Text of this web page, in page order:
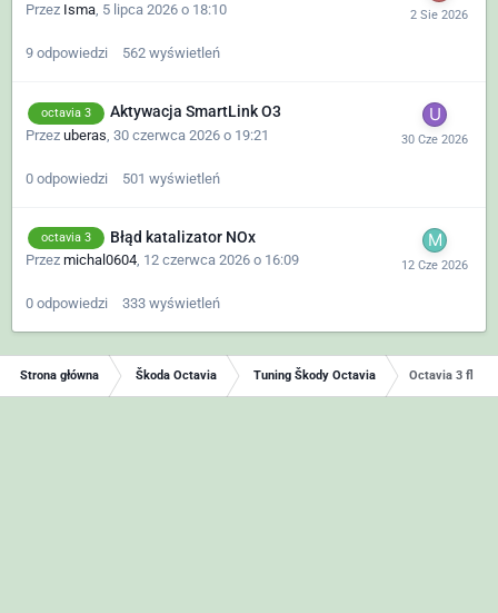
Przez Isma, 5 lipca 2026 o 18:10
9 odpowiedzi 562 wyświetleń
octavia 3 Aktywacja SmartLink O3
Przez uberas 30 czerwca 2026 o 19:21
0 odpowiedzi 501 wyświetleń
octavia 3 Błąd katalizator NOx
Przez michal0604, 12 czerwca 2026 o 16:09
0 odpowiedzi 333 wyświetleń
Strona główna Škoda Octavia Tuning Škody Octavia Octavia 3 fl